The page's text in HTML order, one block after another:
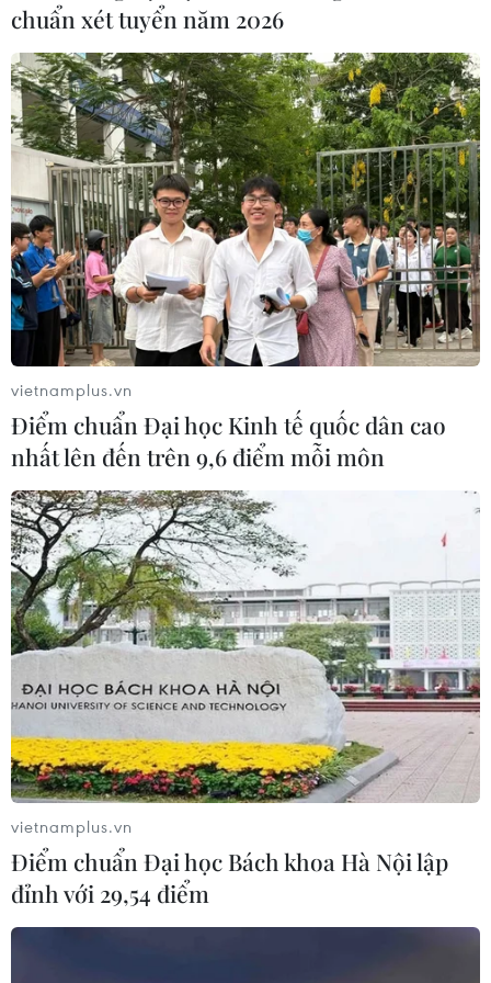
Cảnh tượng hùng vĩ của hang. (Ảnh: Ryan Deboodt)
(Vietnam+)
#Du lịch Phong Nha-Kẻ Bàng
#Hang động
chuẩn xét tuyển năm 2026
vietnamplus.vn
Điểm chuẩn Đại học Kinh tế quốc dân cao
nhất lên đến trên 9,6 điểm mỗi môn
vietnamplus.vn
Điểm chuẩn Đại học Bách khoa Hà Nội lập
đỉnh với 29,54 điểm